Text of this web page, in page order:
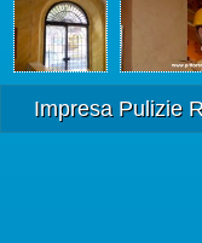
Impresa Pulizie